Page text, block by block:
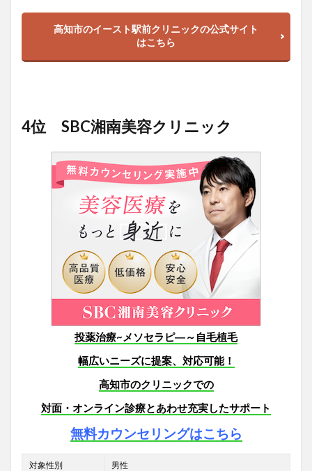
高知市のイースト駅前クリニックの公式サイト
はこちら
4位 SBC湘南美容クリニック
投薬治療~メソセラピ―～自毛植毛
幅広いニーズに提案、対応可能！
高知市のクリニックでの
対面・オンライン診療とあわせ充実したサポート
無料カウンセリングはこちら
対象性別 男性